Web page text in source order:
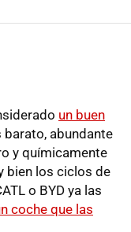
un buen
barato, abundante
y químicamente
bien los ciclos de
o BYD ya las
coche que las